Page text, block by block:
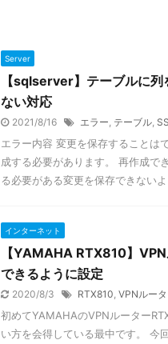
Server
【sqlserver】テーブルに
ない対応
2021/8/16 エラー, テーブル,
エラー内容 変更を保存することは
成する必要があります。 再作成で
る必要がある変更を保存できない
インターネット
【YAMAHA RTX810】
できるように設定
2020/8/3 RTX810, VPNルー
初めてYAMAHAのVPNルーター
い方を会得している最中です。 今